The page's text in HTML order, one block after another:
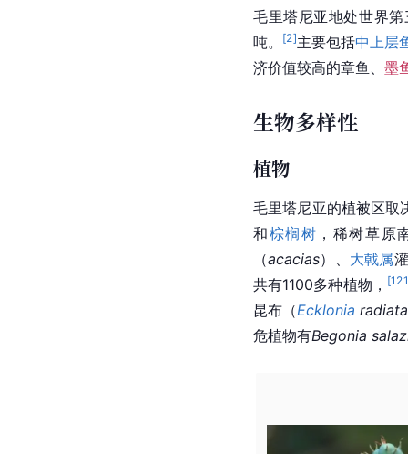
毛里塔尼亚地处世界第
吨。
[2]主要包括中上层
济价值较高的章鱼 墨
生物多样性
植物
毛里塔尼亚的植被区取
和棕榈树 ，稀树草原
（acacias）、 大戟属
共有1100多种植物， [121
昆布（Ecklonia radiata
危植物有Begonia